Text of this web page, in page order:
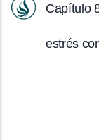
Capítulo
estrés